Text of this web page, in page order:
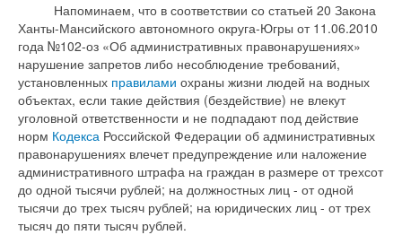
Напоминаем, что в соответствии со статьей 20 Закона
Ханты-Мансийского автономного округа-Югры от 11.06.2010
года №102-оз «Об административных правонарушениях»
нарушение запретов либо несоблюдение требований,
установленных правилами охраны жизни людей на водных
объектах, если такие действия (бездействие) не влекут
уголовной ответственности и не подпадают под действие
норм Кодекса Российской Федерации об административных
правонарушениях влечет предупреждение или наложение
административного штрафа на граждан в размере от трехсот
до одной тысячи рублей; на должностных лиц - от одной
тысячи до трех тысяч рублей; на юридических лиц - от трех
тысяч до пяти тысяч рублей.